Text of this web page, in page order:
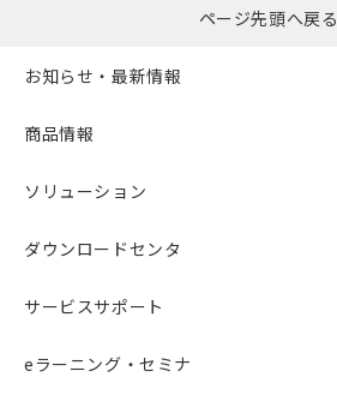
ページ先頭へ戻る
お知らせ・最新情報
商品情報
ソリューション
ダウンロードセンタ
サービスサポート
eラーニング・セミナ